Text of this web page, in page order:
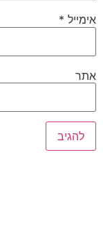
אימייל *
אתר